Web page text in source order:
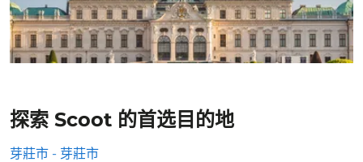
探索 Scoot 的首选目的地
芽莊市 - 芽莊市